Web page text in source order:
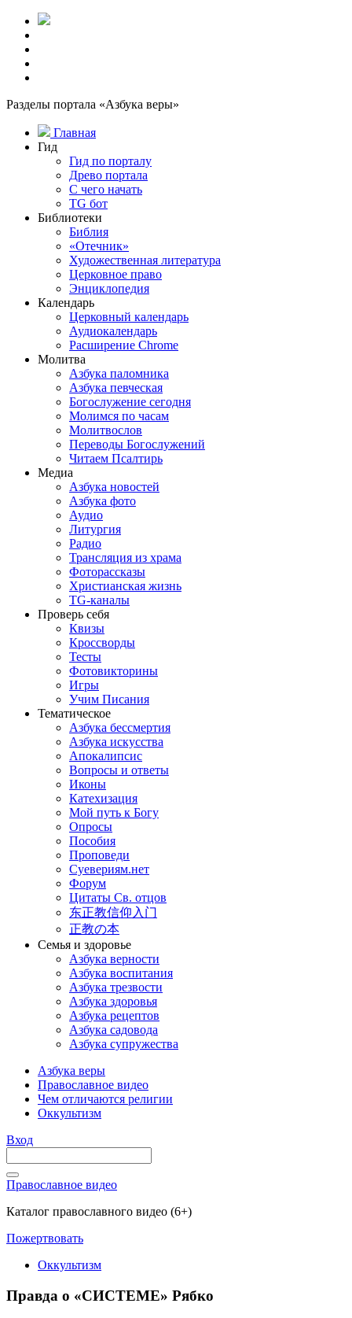
Разделы портала «Азбука веры»
Главная
Гид
Гид по порталу
Древо портала
С чего начать
TG бот
Библиотеки
Библия
«Отечник»
Художественная литература
Церковное право
Энциклопедия
Календарь
Церковный календарь
Аудиокалендарь
Расширение Chrome
Молитва
Азбука паломника
Азбука певческая
Богослужение сегодня
Молимся по часам
Молитвослов
Переводы Богослужений
Читаем Псалтирь
Медиа
Азбука новостей
Азбука фото
Аудио
Литургия
Радио
Трансляция из храма
Фоторассказы
Христианская жизнь
TG-каналы
Проверь себя
Квизы
Кроссворды
Тесты
Фотовикторины
Игры
Учим Писания
Тематическое
Азбука бессмертия
Азбука искусства
Апокалипсис
Вопросы и ответы
Иконы
Катехизация
Мой путь к Богу
Опросы
Пособия
Проповеди
Суевериям.нет
Форум
Цитаты Св. отцов
东正教信仰入门
正教の本
Семья и здоровье
Азбука верности
Азбука воспитания
Азбука трезвости
Азбука здоровья
Азбука рецептов
Азбука садовода
Азбука супружества
Азбука веры
Православное видео
Чем отличаются религии
Оккультизм
Вход
Православное видео
Каталог православного видео (6+)
Пожертвовать
Оккультизм
Правда о «СИСТЕМЕ» Рябко